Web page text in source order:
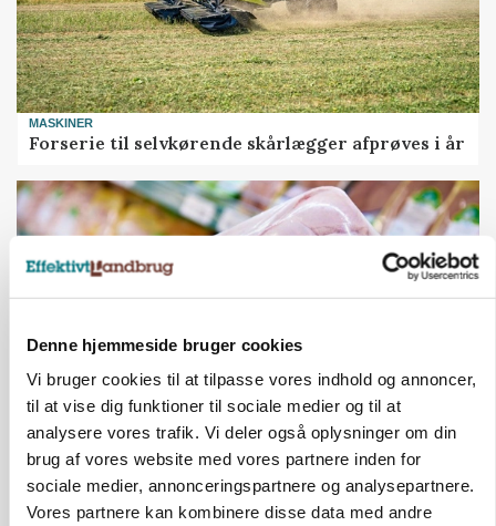
Denne hjemmeside bruger cookies
Vi bruger cookies til at tilpasse vores indhold og annoncer,
til at vise dig funktioner til sociale medier og til at
analysere vores trafik. Vi deler også oplysninger om din
brug af vores website med vores partnere inden for
sociale medier, annonceringspartnere og analysepartnere.
Vores partnere kan kombinere disse data med andre
MASKINER
Forserie til selvkørende skårlægger afprøves i år
MARKEDSFOKUS
Prisgab på 20 kroner pr. kg vokser: Polsk kylling
presser markedet